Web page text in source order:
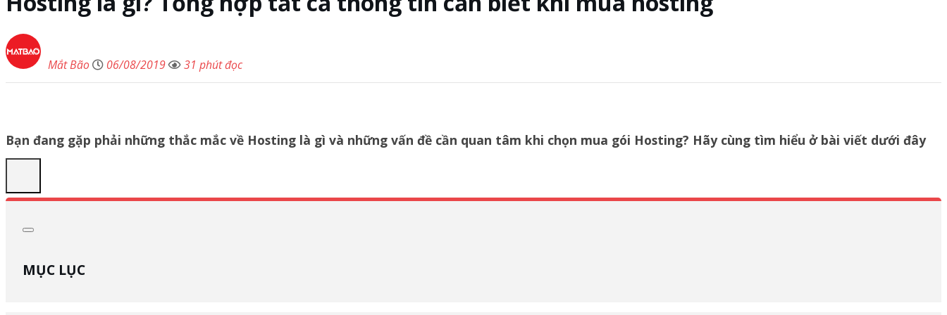
Mắt Bão 06/08/2019 31 phút đọc
Bạn đang gặp phải những thắc mắc về Hosting là gì và những vấn đề cần quan tâm khi chọn mua gói Hosting? Hãy cùng tìm hiểu ở bài viết dưới đây
MỤC LỤC